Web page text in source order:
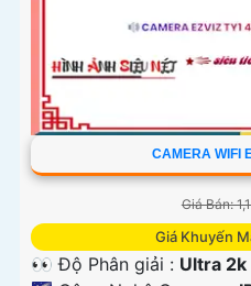
CAMERA WIFI
Giá Bán:
Giá Khuyến
👀 Độ Phân giải : Ultra 2k